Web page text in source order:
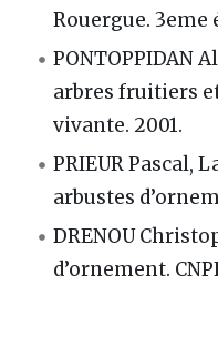
Rouergue. 3eme
PONTOPPIDAN
arbres fruitiers
vivante. 2001.
PRIEUR Pascal,
arbustes
DRENOU
d’ornement.